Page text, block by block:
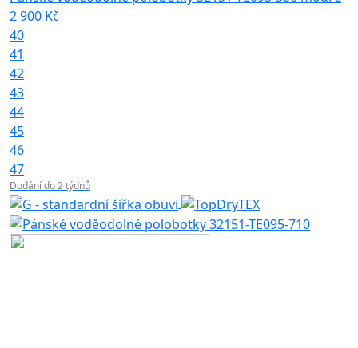
2 900 Kč
40
41
42
43
44
45
46
47
Dodání do 2 týdnů